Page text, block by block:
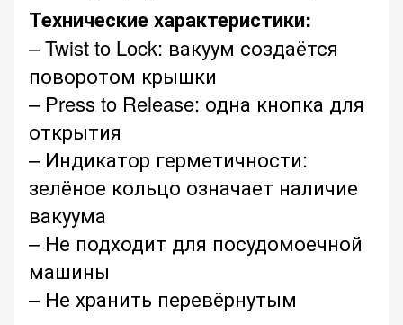
Технические характеристики:
– Twist to Lock: вакуум создаётся
поворотом крышки
– Press to Release: одна кнопка для
открытия
– Индикатор герметичности:
зелёное кольцо означает наличие
вакуума
– Не подходит для посудомоечной
машины
– Не хранить перевёрнутым